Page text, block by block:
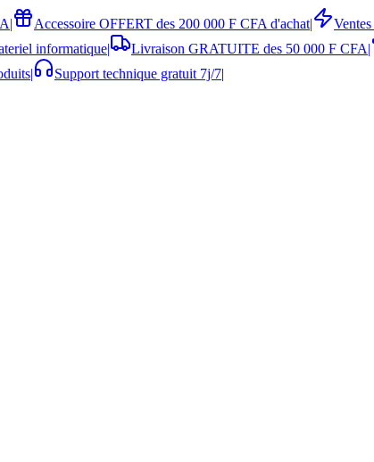
| Accessoire OFFERT des 200 000 F CFA d'achat|
informatique| Livraison GRATUITE des 50 000 F CFA|
| Support technique gratuit 7j/7|